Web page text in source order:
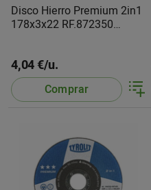
Disco Hierro Premium 2in1
178x3x22 RF.872350
4,04 €/u.
Comprar